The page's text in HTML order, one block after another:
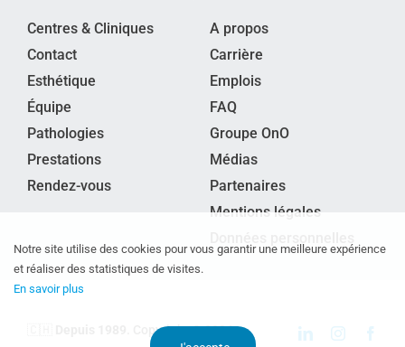
Centres & Cliniques
Contact
Esthétique
Équipe
Pathologies
Prestations
Rendez-vous
A propos
Carrière
Emplois
FAQ
Groupe OnO
Médias
Partenaires
Mentions légales
. Copyright © 2024
Notre site utilise des cookies pour vous garantir une meilleure expérience
et réaliser des statistiques de visites.
En savoir plus